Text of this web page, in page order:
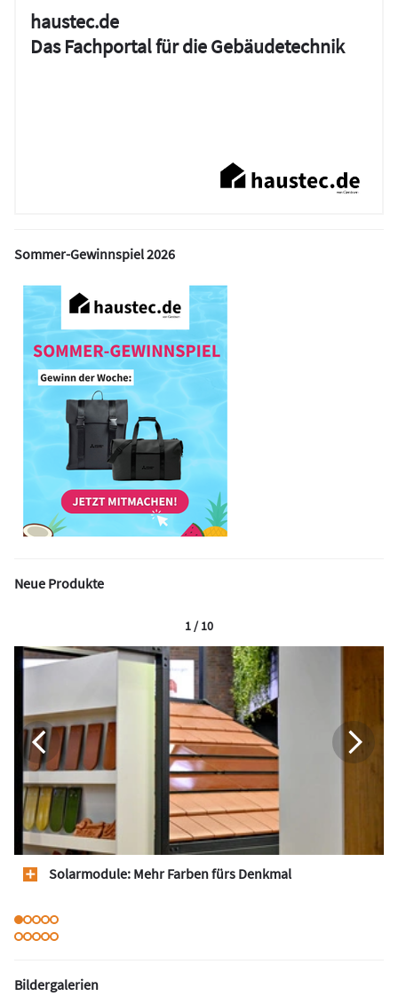
haustec.de
Das Fachportal für die Gebäudetechnik
Sommer-Gewinnspiel 2026
Neue Produkte
Solarmodule: Mehr Farben fürs Denkmal
1 / 10
Bildergalerien